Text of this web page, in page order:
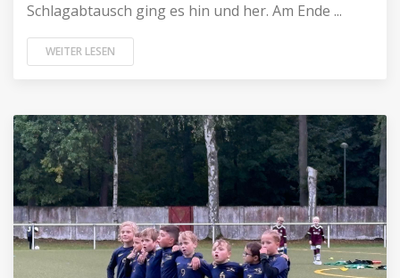
Schlagabtausch ging es hin und her. Am Ende ...
WEITER LESEN